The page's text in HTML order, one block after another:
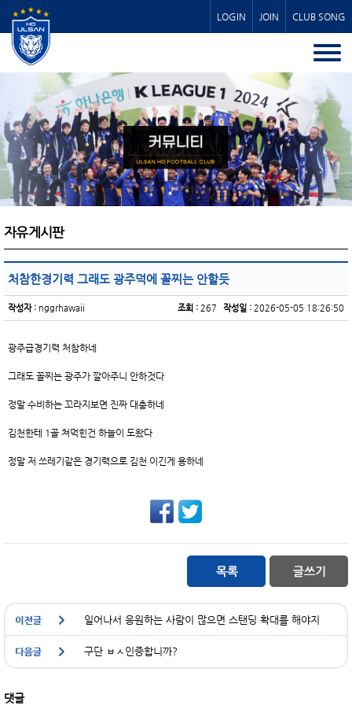
LOGIN JOIN CLUB SONG
자유게시판
처참한경기력 그래도 광주덕에 꼴찌는 안할듯
작성자 : nggrhawaii 작성일 : 2026-05-05 18:26:50
조회 : 267
광주급경기력 처참하네
그래도 꼴찌는 광주가 깔아주니 안하것다
정말 수비하는 꼬라지보면 진짜 대충하네
김천한테 1골 쳐먹힌건 하늘이 도왔다
정말 저 쓰레기같은 경기력으로 김천 이긴게 용하네
일어나서 응원하는 사람이 많으면 스탠딩 확대를 해야지
구단 ㅂㅅ인증합니까?
댓글